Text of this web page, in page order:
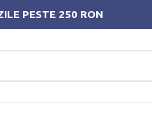
PESTE 250 RON